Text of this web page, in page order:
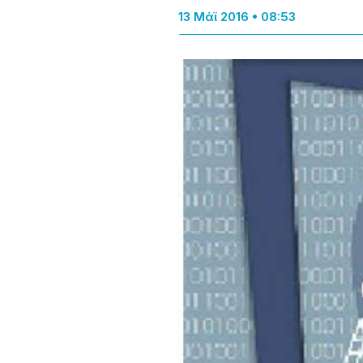
13 Μάϊ 2016 • 08:53